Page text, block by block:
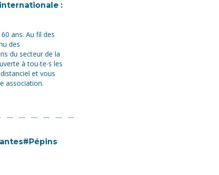
:
ans. Au fil des
des
du secteur de la
à tou∙te∙s les
et vous
association.